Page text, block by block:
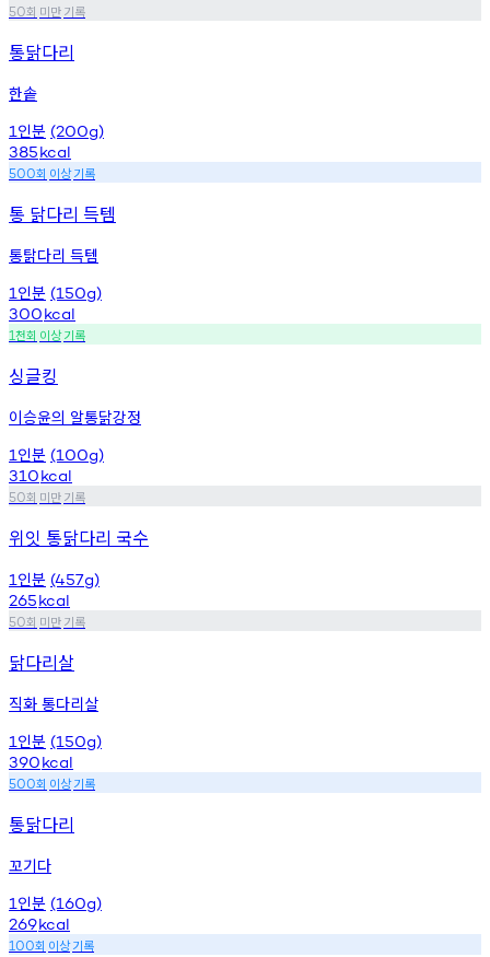
50회 미만기록
통닭다리
한솥
1 인분 (200g)
385kcal
500회 이상기록
통 닭다리 득템
통탉다리 득템
1 인분 (150g)
300kcal
1천회 이상기록
싱글킹
이승윤의 알통닭강정
1 인분 (100g)
310kcal
50회 미만기록
위잇 통닭다리 국수
1 인분 (457g)
265kcal
50회 미만기록
닭다리살
직화 통다리살
1 인분 (150g)
390kcal
500회 이상기록
통닭다리
꼬기다
1 인분 (160g)
269kcal
100회 이상기록